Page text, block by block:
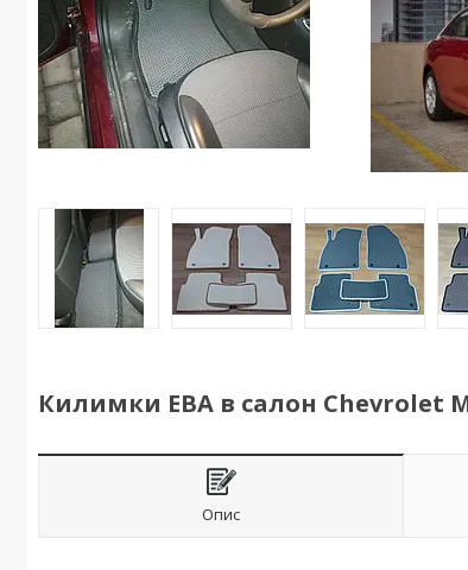
Килимки ЕВА в салон Chevrolet
Опис